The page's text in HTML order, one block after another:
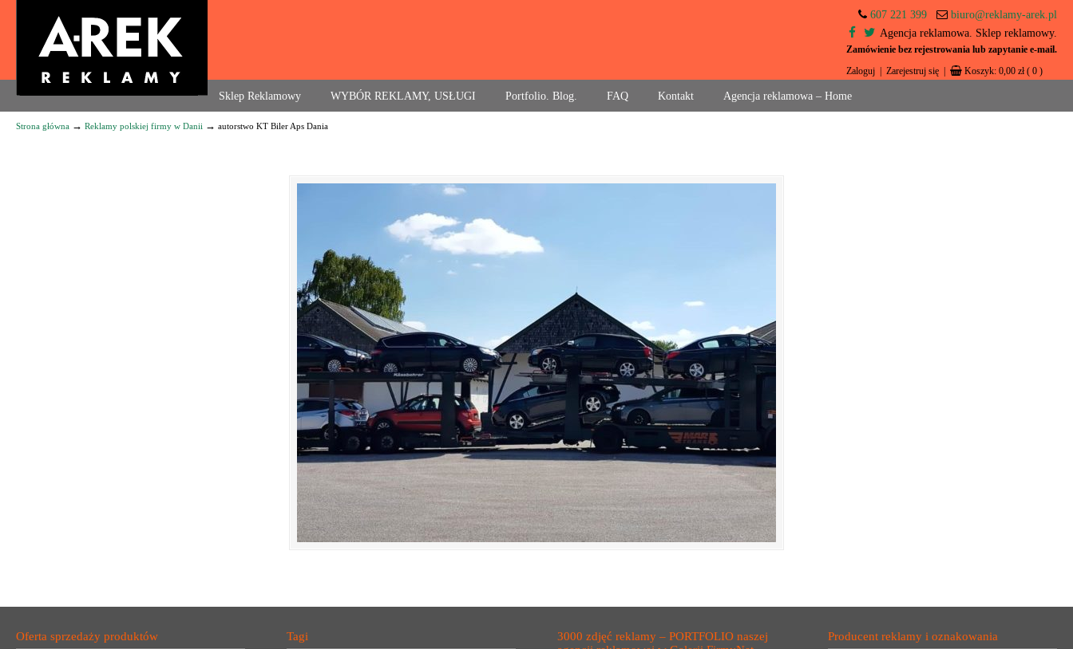
Agencja reklamowa. Reklama – usługi, druk
607 221 399
biuro@reklamy-arek.pl
Agencja reklamowa. Sklep reklamowy.
Zamówienie bez rejestrowania lub zapytanie e-mail.
Zaloguj Zarejestruj się Koszyk: 0,00 zł ( 0 )
Sklep Reklamowy WYBÓR REKLAMY, USŁUGI Portfolio. Blog. FAQ Kontakt Agencja reklamowa – Home
Navigation
Strona główna → Reklamy polskiej firmy w Danii → autorstwo KT Biler Aps Dania
Oferta sprzedaży produktów Tagi
3000 zdjęć reklamy – PORTFOLIO naszej
Producent reklamy i oznakowania